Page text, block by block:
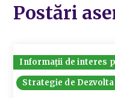
Postări
Informații de interes
Strategie de